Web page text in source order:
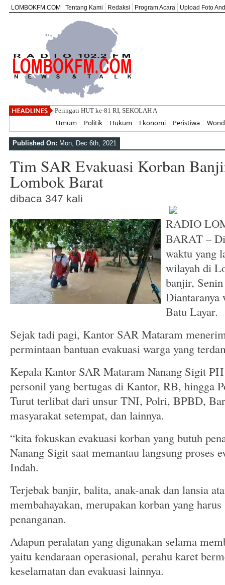
LOMBOKFM.COM Tentang Kami Redaksi Program Acara Upload Foto
Peringati HUT ke-81 RI, SEKOLAH ABATA LOMBOK Teguh
Umum Politik Hukum Ekonomi Peristiwa
Published On: Mon, Dec 6th, 2021
Tim SAR Evakuasi Korban
Lombok Barat
dibaca 347 kali
RADIO
BARAT –
waktu yang
wilayah di
banjir,
Diantaranya
Batu Layar.
Sejak tadi pagi, Kantor SAR Mataram
permintaan bantuan evakuasi warga yang
Kepala Kantor SAR Mataram Nanang Sigit
personil yang bertugas di Kantor, RB, hingga
Turut terlibat dari unsur TNI, Polri, BPBD,
masyarakat setempat, dan lainnya.
“kita fokuskan evakuasi korban yang butuh
Nanang Sigit saat memantau langsung proses
Indah.
Terjebak banjir, balita, anak-anak dan lansia
membahayakan, merupakan korban yang
penanganan.
Adapun peralatan yang digunakan selama
yaitu kendaraan operasional, perahu karet
keselamatan dan evakuasi lainnya.